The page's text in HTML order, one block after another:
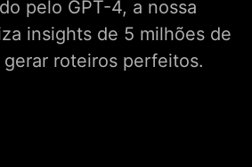
pelo GPT-4, a nossa
insights de 5 milhões de
roteiros perfeitos.